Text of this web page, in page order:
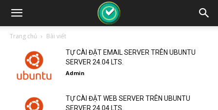
Trang chủ Bài viết
TỰ CÀI ĐẶT EMAIL SERVER TRÊN UBUNTU
SERVER 24.04 LTS.
Admin
TỰ CÀI ĐẶT WEB SERVER TRÊN UBUNTU
SERVER 24.04 LTS.